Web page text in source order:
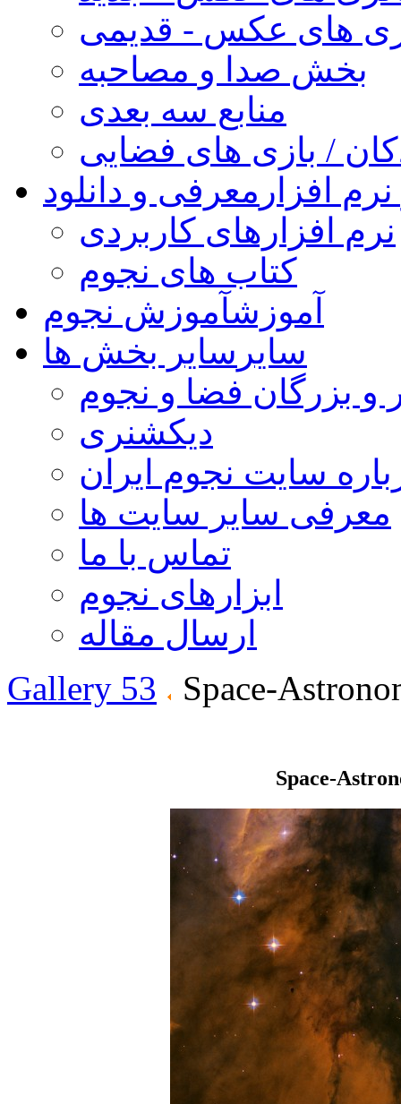
های عکس - قدیمی
بخش صدا و مصاحبه
منابع سه بعدی
/ بازی های فضایی
افزار معرفی و دانلود
نرم افزارهای کاربردی
کتاب های نجوم
آموزشآموزش نجوم
سایر سایر بخش ها
و بزرگان فضا و نجوم
دیکشنری
سایت نجوم ایران
معرفی سایر سایت ها
تماس با ما
ابزارهای نجوم
ارسال مقاله
Gallery 53
Space-
Space-